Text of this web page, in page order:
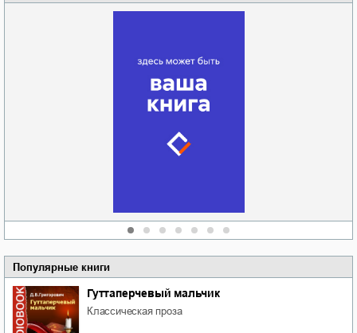
Популярные книги
Гуттаперчевый мальчик
классическая проза